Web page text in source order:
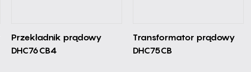
Przekładnik prądowy
DHC76CB4
Transformator prądowy
DHC75CB